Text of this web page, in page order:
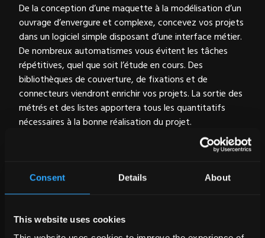
Consent Details About
This website uses cookies
De la conception d’une maquette à la modélisation d’un
ouvrage d’envergure et complexe, concevez vos projets
dans un logiciel simple disposant d’une interface métier.
De nombreux automatismes vous évitent les tâches
répétitives, quel que soit l’étude en cours. Des
bibliothèques de couverture, de fixations et de
connecteurs viendront enrichir vos projets. La sortie des
métrés et des listes apportera tous les quantitatifs
nécessaires à la bonne réalisation du projet.
Les plans cotés sont imprimables et comportent la
ne comprend pas les add-ons Relevé de points, Nuage
de points, Export machine.
- Mises à jour gratuites pendant la durée d'utilisation de
la licence